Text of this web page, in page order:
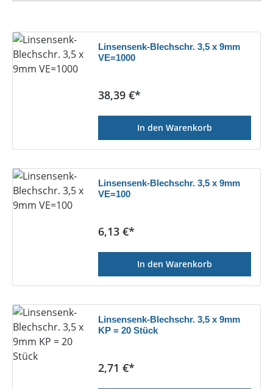
Linsensenk-Blechschr. 3,5 x 9mm
VE=1000
Regulärer Preis:
38,39 €*
In den Warenkorb
Linsensenk-Blechschr. 3,5 x 9mm
VE=100
Regulärer Preis:
6,13 €*
In den Warenkorb
Linsensenk-Blechschr. 3,5 x 9mm
KP = 20 Stück
Regulärer Preis:
2,71 €*